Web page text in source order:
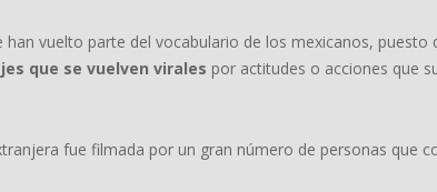
han vuelto parte del vocabulario de los mexicanos, puesto
que se vuelven virales por actitudes o acciones que
fue filmada por un gran número de personas que